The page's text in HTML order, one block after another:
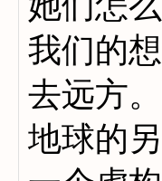
我们的
去远方
地球的